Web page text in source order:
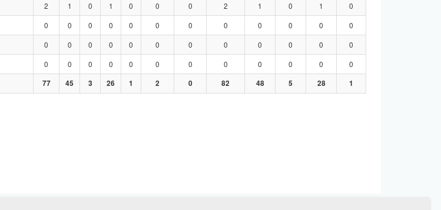
2 1 0 1 0 0 0 2 1 0 1
0
0 0 0 0 0 0 0 0 0 0 0
0
0 0 0 0 0 0 0 0 0 0 0
0
0 0 0 0 0 0 0 0 0 0 0
0
77 45 3 26 1 2 0 82 48 5 28 1